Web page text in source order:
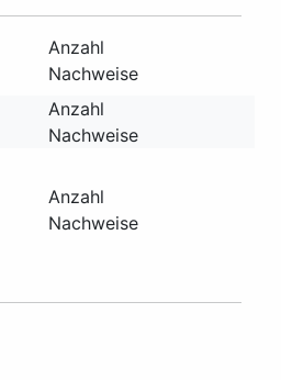
Anzahl
Nachweise
Anzahl
Nachweise
Anzahl
Nachweise